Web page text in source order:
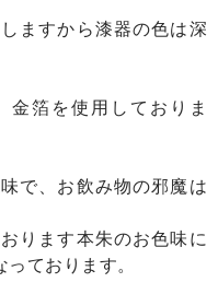
ますから漆器の色は深
金箔を使用しておりま
で、お飲み物の邪魔は
ります本朱のお色味に
ております。